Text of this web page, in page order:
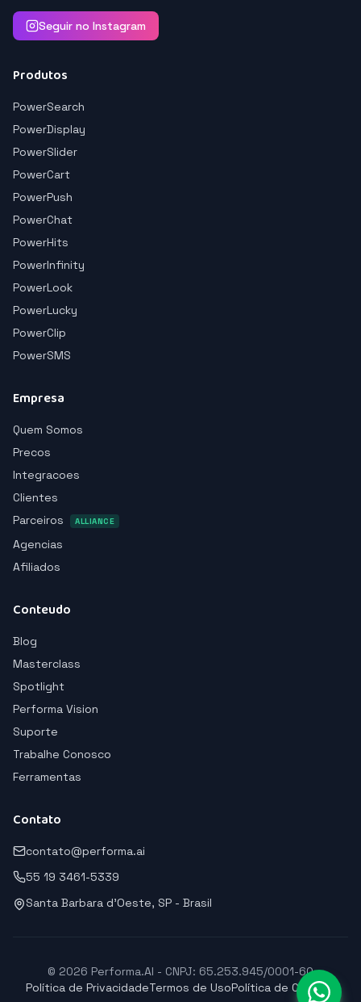
Seguir no Instagram
Produtos
PowerSearch
PowerDisplay
PowerSlider
PowerCart
PowerPush
PowerChat
PowerHits
PowerInfinity
PowerLook
PowerLucky
PowerClip
PowerSMS
Empresa
Quem Somos
Precos
Integracoes
Clientes
Parceiros
ALLIANCE
Agencias
Afiliados
Conteudo
Blog
Masterclass
Spotlight
Performa Vision
Suporte
Trabalhe Conosco
Ferramentas
Contato
contato@performa.ai
55 19 3461-5339
Santa Barbara d'Oeste, SP - Brasil
© 2026 Performa.AI - CNPJ: 65.253.945/0001-60
Política de PrivacidadeTermos de UsoPolítica de Cookies